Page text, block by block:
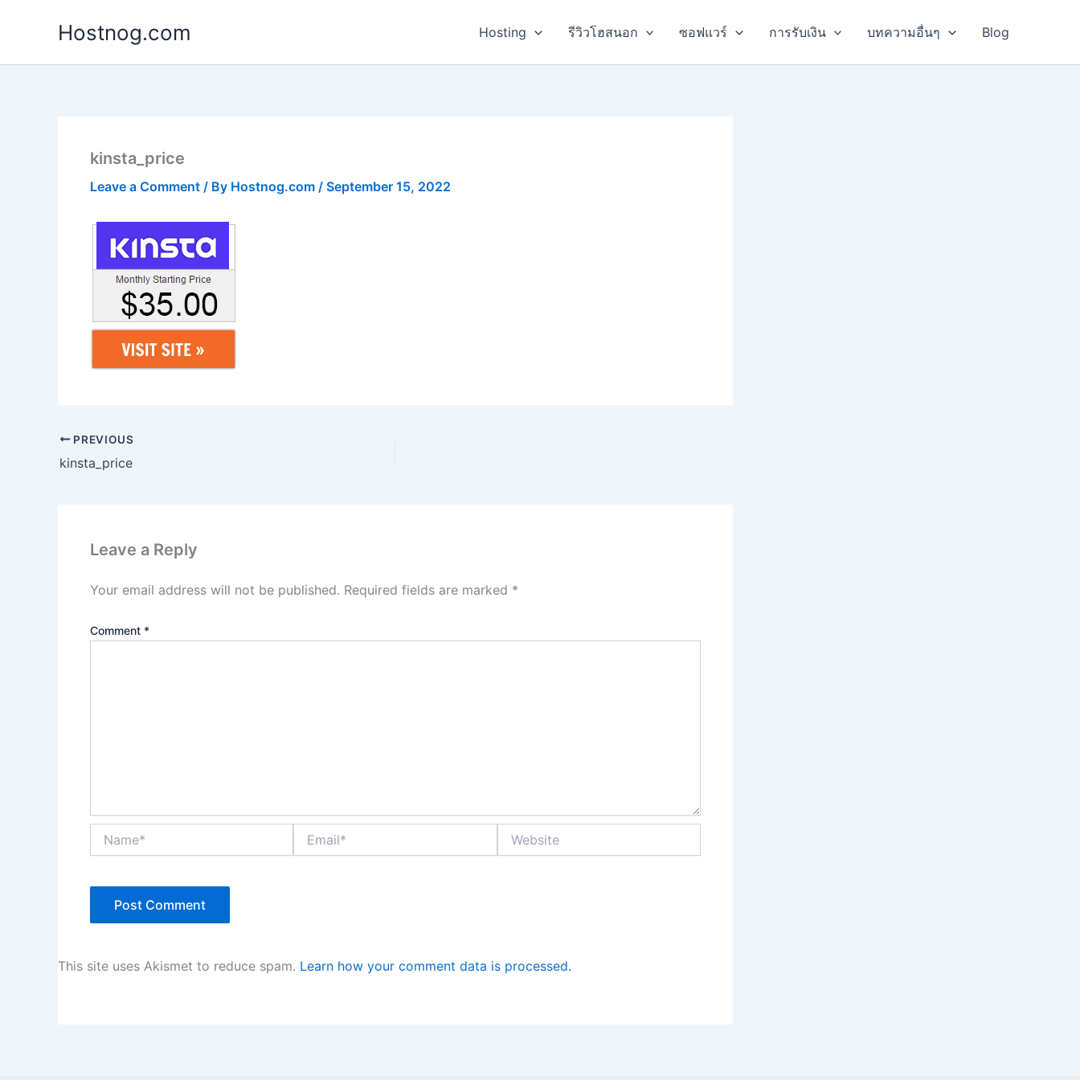
Hostnog.com Hosting รีวิวโฮสนอก ซอฟแวร์ การรับเงิน บทความอื่นๆ Blog
kinsta_price
Leave a Comment / By Hostnog.com / September 15, 2022
PREVIOUS
kinsta_price
Leave a Reply
Your email address will not be published. Required fields are marked *
Comment *
This site uses Akismet to reduce spam. Learn how your comment data is processed.